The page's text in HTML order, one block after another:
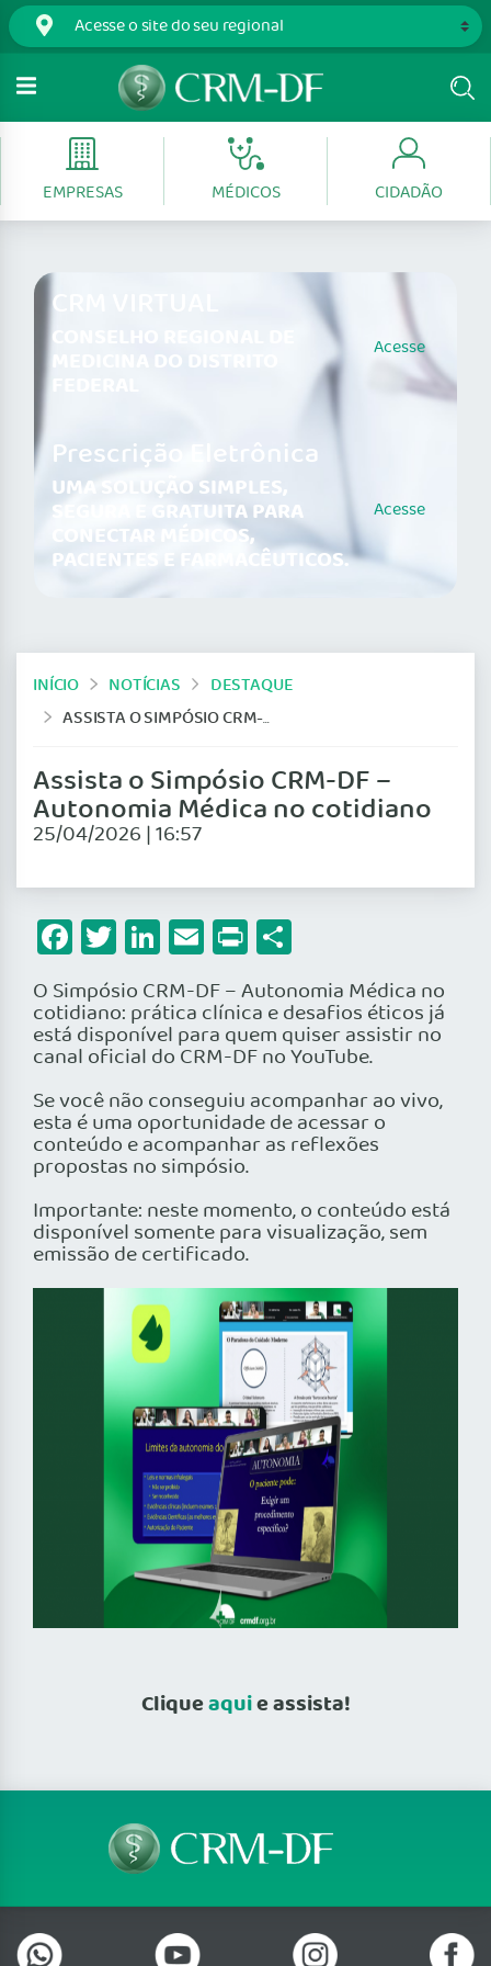
EMPRESAS MÉDICOS CIDADÃO
CRM VIRTUAL
CONSELHO REGIONAL DE
MEDICINA DO DISTRITO Acesse
Prescrição Eletrônica
UMA SOLUÇÃO SIMPLES,
SEGURA E GRATUITA PARA
CONECTAR MÉDICOS,
PACIENTES E FARMACÊUTICOS.
Acesse
INÍCIO NOTÍCIAS
DESTAQUE
ASSISTA O SIMPÓSIO CRM-DF – AUTONOMIA MÉDICA NO COTIDIANO
Assista o Simpósio CRM-DF –
Autonomia Médica no cotidiano
25/04/2026 | 16:57
Facebook
Twitter
LinkedIn
Email
Print
O Simpósio CRM-DF – Autonomia Médica no
cotidiano: prática clínica e desafios éticos já
está disponível para quem quiser assistir no
canal oficial do CRM-DF no YouTube.
Se você não conseguiu acompanhar ao vivo,
esta é uma oportunidade de acessar o
conteúdo e acompanhar as reflexões
propostas no simpósio.
Importante: neste momento, o conteúdo está
disponível somente para visualização, sem
emissão de certificado.
Cliqueaquie assista!